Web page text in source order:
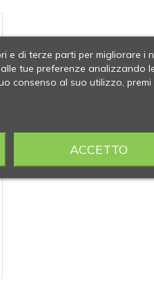
e di terze parti per migliorare i
tue preferenze analizzando
consenso al suo utilizzo, premi
ACCETTO